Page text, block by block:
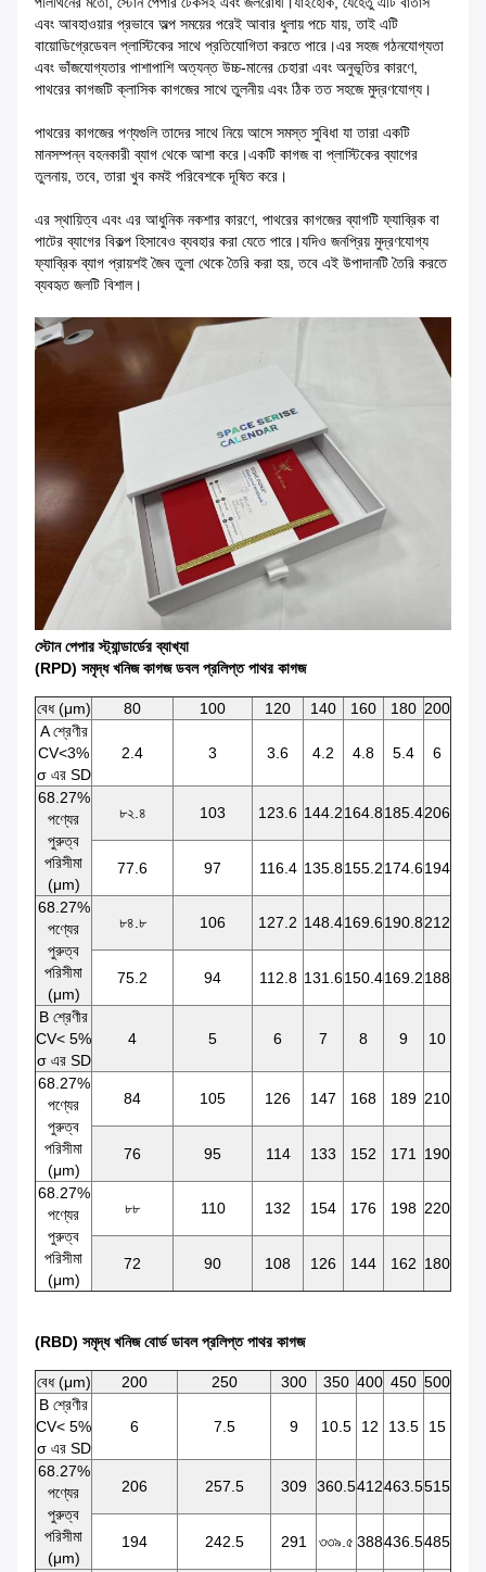
এবং আবহাওয়ার প্রভাবে অল্প সময়ের পরেই আবার ধুলায় পচে যায়, তাই এটি
বায়োডিগ্রেডেবল প্লাস্টিকের সাথে প্রতিযোগিতা করতে পারে।এর সহজ গঠনযোগ্যতা
এবং ভাঁজযোগ্যতার পাশাপাশি অত্যন্ত উচ্চ-মানের চেহারা এবং অনুভূতির কারণে,
পাথরের কাগজটি ক্লাসিক কাগজের সাথে তুলনীয় এবং ঠিক তত সহজে মুদ্রণযোগ্য।
পাথরের কাগজের পণ্যগুলি তাদের সাথে নিয়ে আসে সমস্ত সুবিধা যা তারা একটি
মানসম্পন্ন বহনকারী ব্যাগ থেকে আশা করে।একটি কাগজ বা প্লাস্টিকের ব্যাগের
তুলনায়, তবে, তারা খুব কমই পরিবেশকে দূষিত করে।
এর স্থায়িত্ব এবং এর আধুনিক নকশার কারণে, পাথরের কাগজের ব্যাগটি ফ্যাব্রিক বা
পাটের ব্যাগের বিকল্প হিসাবেও ব্যবহার করা যেতে পারে।যদিও জনপ্রিয় মুদ্রণযোগ্য
ফ্যাব্রিক ব্যাগ প্রায়শই জৈব তুলা থেকে তৈরি করা হয়, তবে এই উপাদানটি তৈরি করতে
ব্যবহৃত জলটি বিশাল।
স্টোন পেপার স্ট্যান্ডার্ডের ব্যাখ্যা
(RPD) সমৃদ্ধ খনিজ কাগজ ডবল প্রলিপ্ত পাথর কাগজ
বেধ (μm) 80 100 120 140 160 180 200
A শ্রেণীর
CV<3%
σ এর SD
2.4 3 3.6 4.2 4.8 5.4 6
68.27%
পণ্যের
পুরুত্ব
পরিসীমা
(μm)
৮২.৪ 103 123.6 144.2164.8185.4206
77.6 97 116.4 135.8155.2174.6194
68.27%
পণ্যের
পুরুত্ব
পরিসীমা
(μm)
৮৪.৮ 106 127.2 148.4169.6190.8212
75.2 94 112.8 131.6150.4169.2188
B শ্রেণীর
CV< 5%
σ এর SD
4 5 6 7 8 9 10
68.27%
পণ্যের
পুরুত্ব
পরিসীমা
(μm)
84 105 126 147 168 189 210
76 95 114 133 152 171 190
68.27%
পণ্যের
পুরুত্ব
পরিসীমা
(μm)
৮৮ 110 132 154 176 198 220
72 90 108 126 144 162 180
(RBD) সমৃদ্ধ খনিজ বোর্ড ডাবল প্রলিপ্ত পাথর কাগজ
বেধ (μm) 200 250 300 350 400 450 500
B শ্রেণীর
CV< 5%
σ এর SD
6 7.5 9 10.5 12 13.5 15
68.27%
পণ্যের
পুরুত্ব
পরিসীমা
(μm)
206 257.5 309 360.5412463.5515
194 242.5 291 ৩৩৯.৫ 388436.5485